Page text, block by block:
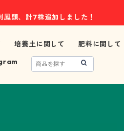
頭、計7株追加しました！
培養土に関して 肥料に関して